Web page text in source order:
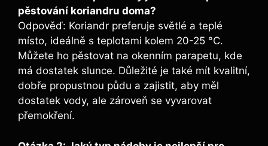
pěstování koriandru doma?
Odpověď: Koriandr preferuje světlé a teplé
místo, ideálně s teplotami kolem 20-25 °C.
Můžete ho pěstovat na okenním parapetu, kde
má dostatek slunce. Důležité je také mít kvalitní,
dobře propustnou půdu a zajistit, aby měl
dostatek vody, ale zároveň se vyvarovat
přemokření.